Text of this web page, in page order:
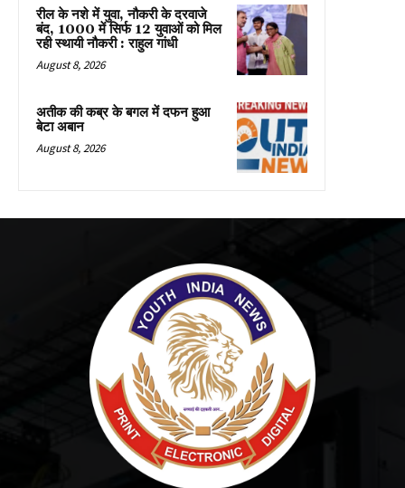
रील के नशे में युवा, नौकरी के दरवाजे
बंद, 1000 में सिर्फ 12 युवाओं को मिल
रही स्थायी नौकरी : राहुल गांधी
August 8, 2026
अतीक की कब्र के बगल में दफन हुआ
बेटा अबान
August 8, 2026